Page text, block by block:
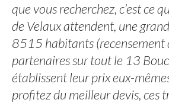
que vous recherchez, c’est ce
de Velaux attendent, une
8515 habitants (recensement
partenaires sur tout le 13
établissent leur prix eux-
profitez du meilleur devis, ces